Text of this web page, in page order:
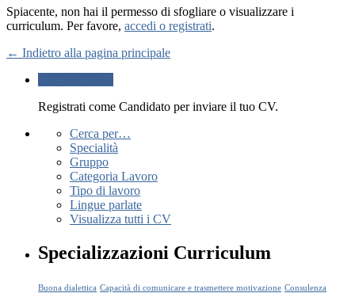
Spiacente, non hai il permesso di sfogliare o visualizzare i
curriculum. Per favore, accedi o registrati.
← Indietro alla pagina principale
Registrati come Candidato per inviare il tuo CV.
Cerca per…
Specialità
Gruppo
Categoria Lavoro
Tipo di lavoro
Lingue parlate
Visualizza tutti i CV
Specializzazioni Curriculum
Buona dialettica Capacità di comunicare e trasmettere motivazione Consulenza